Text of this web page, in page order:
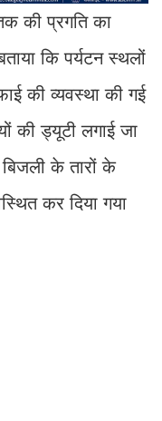
की प्रगति का
कि पर्यटन स्थलों
की व्यवस्था की गई
की ड्यूटी लगाई जा
के तारों के
कर दिया गया